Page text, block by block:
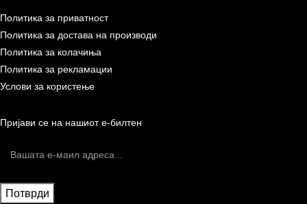
Политика за приватност
Политика за достава на производи
Политика за колачиња
Политика за рекламации
Услови за користење
Пријави се на нашиот е-билтен